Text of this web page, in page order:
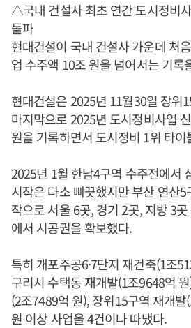
△국내 건설사 최초 연간 도시정비
돌파
현대건설이 국내 건설사 가운데 처
업 수주액 10조 원을 넘어서는 기록
현대건설은 2025년 11월30일 장위
마지막으로 2025년 도시정비사업
원을 기록하면서 도시정비 1위 타이
2025년 1월 한남4구역 수주전에서
시작은 다소 삐끗했지만 부산 연산
작으로 서울 6곳, 경기 2곳, 지방 3
에서 시공권을 확보했다.
특히 개포주공6·7단지 재건축(1조
구리시 수택동 재개발(1조9648억
(2조7489억 원), 장위15구역 재개
원 이상 사업을 4건이나 따냈다.